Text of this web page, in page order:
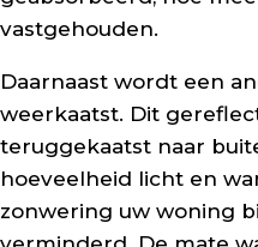
vastgehouden.
Daarnaast wordt een
weerkaatst. Dit
teruggekaatst naar
hoeveelheid licht en
zonwering uw woning